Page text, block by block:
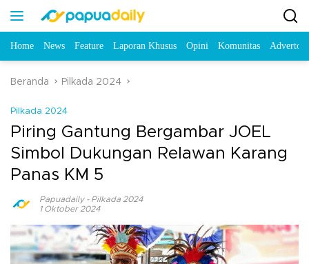
Home News Feature Laporan Khusus Opini Komunitas
Beranda Pilkada 2024
Pilkada 2024
Piring Gantung Bergambar JOEL
Simbol Dukungan Relawan Karang
Panas KM 5
Papuadaily- Pilkada 2024
1 Oktober 2024